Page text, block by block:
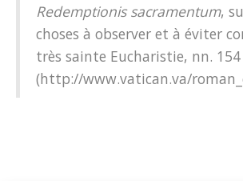
Redemptionis sacramentum,
choses à observer et à éviter
très sainte Eucharistie, nn. 154
(http://www.vatican.va/